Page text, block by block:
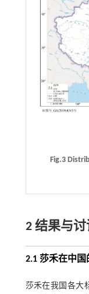
Fig.3
2 结果与讨
2.1 莎禾在中
莎禾在我国各大